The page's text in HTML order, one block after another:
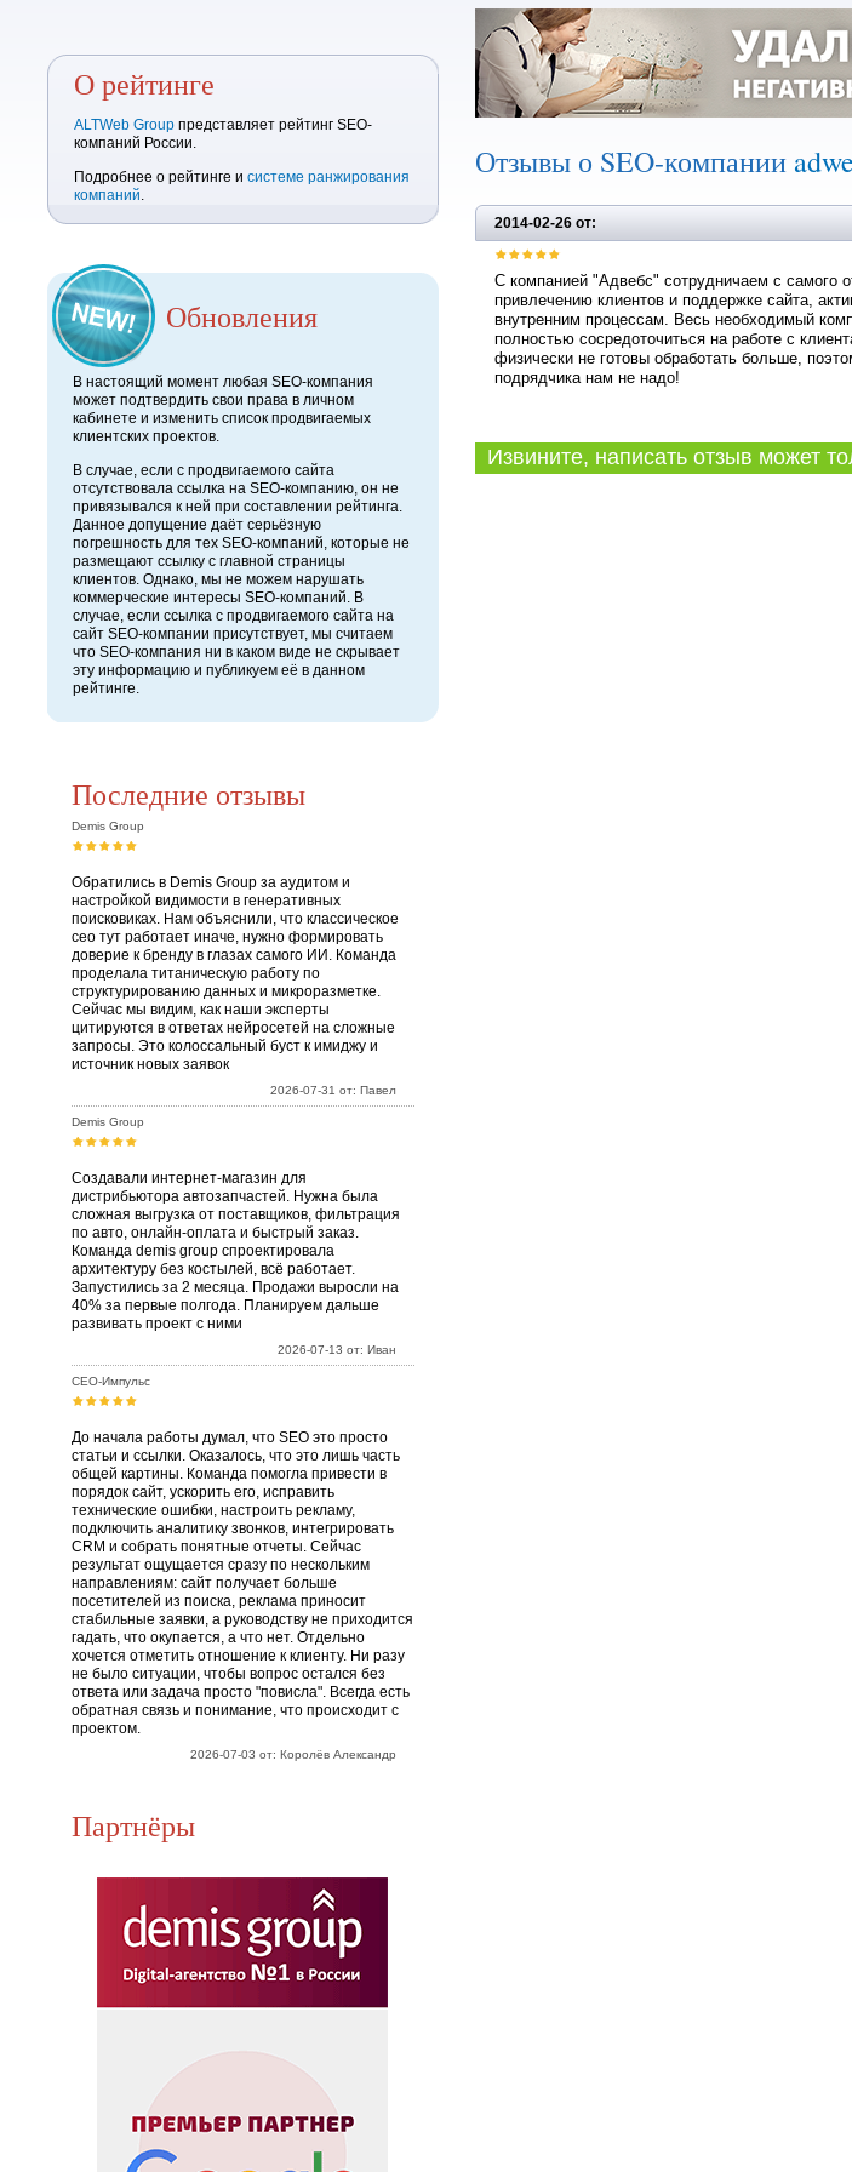
О рейтинге
ALTWeb Group представляет рейтинг SEO-
компаний России.
Подробнее о рейтинге и системе ранжирования
компаний.
Обновления
В настоящий момент любая SEO-компания
может подтвердить свои права в личном
кабинете и изменить список продвигаемых
клиентских проектов.
В случае, если с продвигаемого сайта
отсутствовала ссылка на SEO-компанию, он не
привязывался к ней при составлении рейтинга.
Данное допущение даёт серьёзную
погрешность для тех SEO-компаний, которые не
размещают ссылку с главной страницы
клиентов. Однако, мы не можем нарушать
коммерческие интересы SEO-компаний. В
случае, если ссылка с продвигаемого сайта на
сайт SEO-компании присутствует, мы считаем
что SEO-компания ни в каком виде не скрывает
эту информацию и публикуем её в данном
рейтинге.
Последние отзывы
Demis Group
Обратились в Demis Group за аудитом и
настройкой видимости в генеративных
поисковиках. Нам объяснили, что классическое
сео тут работает иначе, нужно формировать
доверие к бренду в глазах самого ИИ. Команда
проделала титаническую работу по
структурированию данных и микроразметке.
Сейчас мы видим, как наши эксперты
цитируются в ответах нейросетей на сложные
запросы. Это колоссальный буст к имиджу и
источник новых заявок
2026-07-31 от: Павел
Demis Group
Создавали интернет-магазин для
дистрибьютора автозапчастей. Нужна была
сложная выгрузка от поставщиков, фильтрация
по авто, онлайн-оплата и быстрый заказ.
Команда demis group спроектировала
архитектуру без костылей, всё работает.
Запустились за 2 месяца. Продажи выросли на
40% за первые полгода. Планируем дальше
развивать проект с ними
2026-07-13 от: Иван
СЕО-Импульс
До начала работы думал, что SEO это просто
статьи и ссылки. Оказалось, что это лишь часть
общей картины. Команда помогла привести в
порядок сайт, ускорить его, исправить
технические ошибки, настроить рекламу,
подключить аналитику звонков, интегрировать
CRM и собрать понятные отчеты. Сейчас
результат ощущается сразу по нескольким
направлениям: сайт получает больше
посетителей из поиска, реклама приносит
стабильные заявки, а руководству не приходится
гадать, что окупается, а что нет. Отдельно
хочется отметить отношение к клиенту. Ни разу
не было ситуации, чтобы вопрос остался без
ответа или задача просто "повисла". Всегда есть
обратная связь и понимание, что происходит с
проектом.
2026-07-03 от: Королёв Александр
Партнёры
Отзывы о SEO-компании
2014-02-26 от:
С компанией "Адвебс" сотрудничаем с самого
привлечению клиентов и поддержке сайта,
внутренним процессам. Весь необходимый
полностью сосредоточиться на работе с
физически не готовы обработать больше,
подрядчика нам не надо!
Извините, написать отзыв может